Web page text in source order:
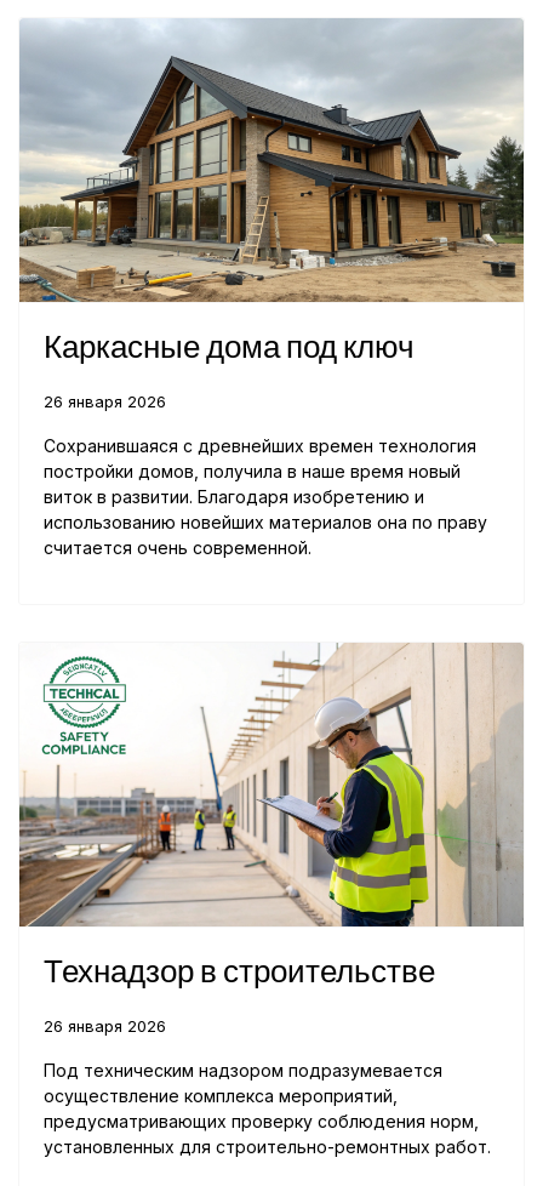
Каркасные дома под ключ
26 января 2026
Сохранившаяся с древнейших времен технология
постройки домов, получила в наше время новый
виток в развитии. Благодаря изобретению и
использованию новейших материалов она по праву
считается очень современной.
Технадзор в строительстве
26 января 2026
Под техническим надзором подразумевается
осуществление комплекса мероприятий,
предусматривающих проверку соблюдения норм,
установленных для строительно-ремонтных работ.